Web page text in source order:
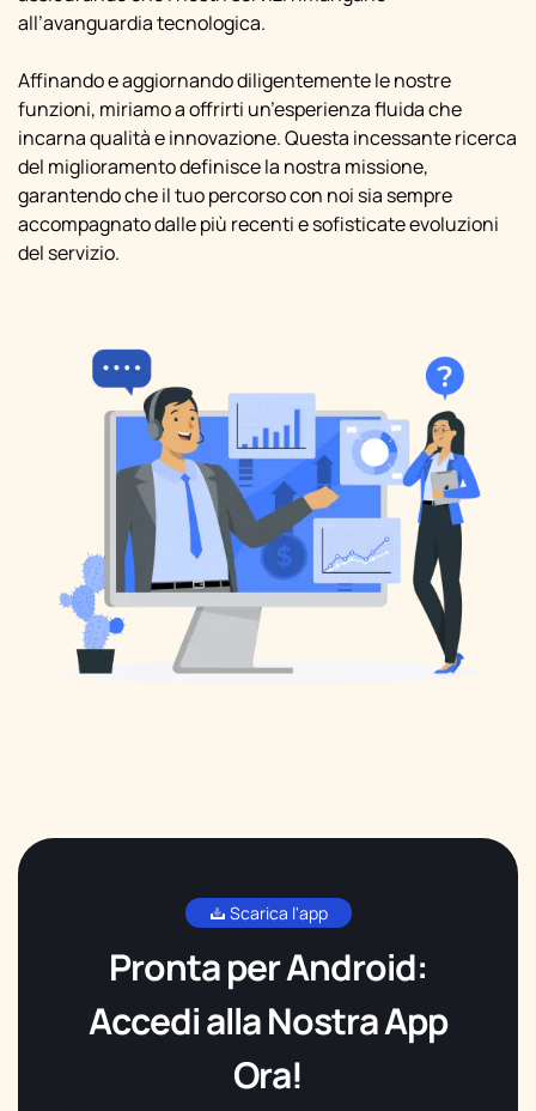
all’avanguardia tecnologica.
Affinando e aggiornando diligentemente le nostre
funzioni, miriamo a offrirti un’esperienza fluida che
incarna qualità e innovazione. Questa incessante ricerca
del miglioramento definisce la nostra missione,
garantendo che il tuo percorso con noi sia sempre
accompagnato dalle più recenti e sofisticate evoluzioni
del servizio.
Scarica l'app
Pronta per Android:
Accedi alla Nostra App
Ora!